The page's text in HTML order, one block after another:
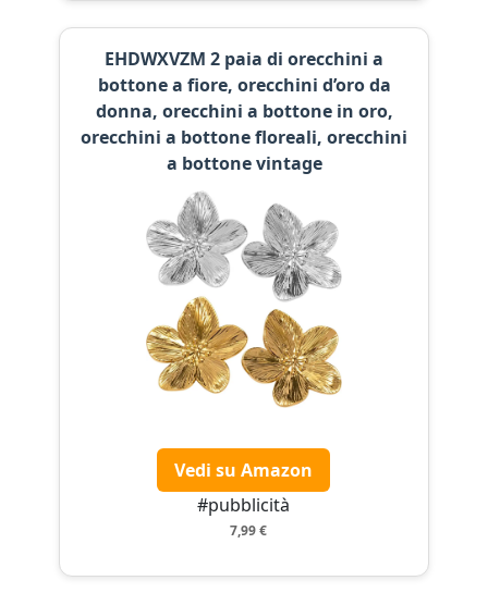
EHDWXVZM 2 paia di orecchini a
bottone a fiore, orecchini d’oro da
donna, orecchini a bottone in oro,
orecchini a bottone floreali, orecchini
a bottone vintage
Vedi su Amazon
#pubblicità
7,99 €